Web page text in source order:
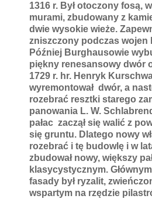
1316 r. Był otoczony fosą,
murami, zbudowany z
dwie wysokie wieże.
zniszczony podczas wojen
Później Burghausowie
piękny renesansowy dwór
1729 r. hr. Henryk
wyremontował dwór, a
rozebrać resztki starego
panowania L. W.
pałac zaczął się walić z
się gruntu. Dlatego nowy
rozebrać i tę budowlę i w
zbudował nowy, większy
klasycystycznym.
fasady był ryzalit,
wspartym na rzędzie